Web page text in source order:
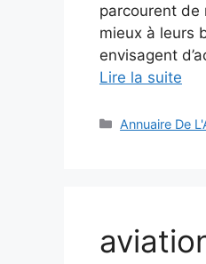
parcourent de
mieux à leurs
envisagent
Lire la suite
Catégories
Annuaire De